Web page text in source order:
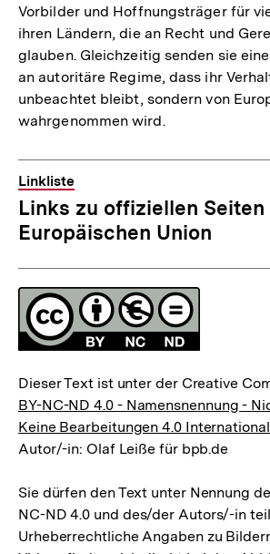
Vorbilder und Hoffnungsträger für
ihren Ländern, die an Recht und
glauben. Gleichzeitig senden sie
an autoritäre Regime, dass ihr
unbeachtet bleibt, sondern von
wahrgenommen wird.
Linkliste
Links zu offiziellen Seiten
Europäischen Union
Fussnoten
Lizenz
Dieser Text ist unter der Creative
BY-NC-ND 4.0 - Namensnennung -
Keine Bearbeitungen 4.0
Autor/-in: Olaf Leiße für bpb.de
Sie dürfen den Text unter Nennung
NC-ND 4.0 und des/der Autors/-in
Urheberrechtliche Angaben zu